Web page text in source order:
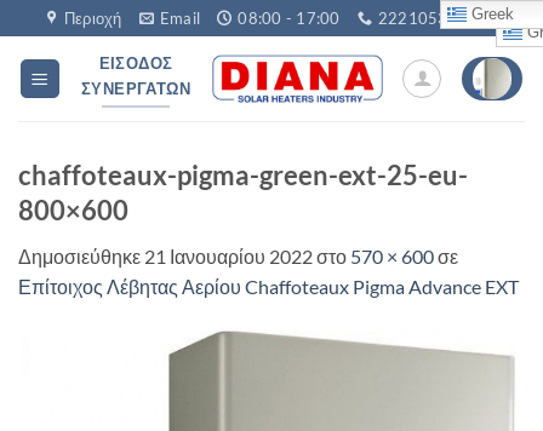
Μετάβαση
στο
περιεχόμενο
Περιοχή Email 08:00 - 17:00 2221053760
ΕΊΣΟΔΟΣ
ΣΥΝΕΡΓΑΤΏΝ
chaffoteaux-pigma-green-ext-25-eu-
800×600
Δημοσιεύθηκε 21 Ιανουαρίου 2022στο 570 × 600σε
Επίτοιχος Λέβητας Αερίου Chaffoteaux Pigma Advance EXT
Greek